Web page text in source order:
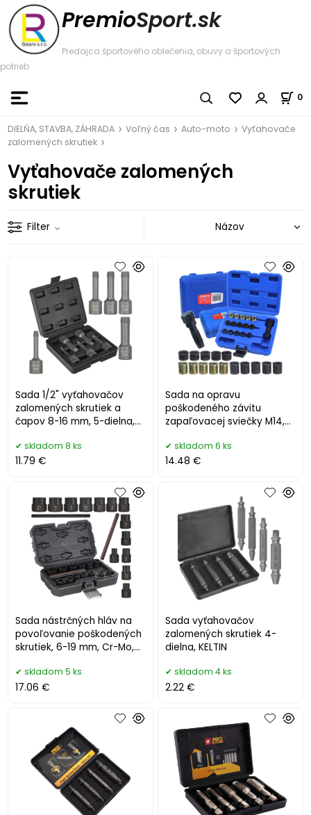
PremioSport.sk
Predajca športového oblečenia, obuvy a športových
potrieb
0
DIELŇA, STAVBA, ZÁHRADA Voľný čas Auto-moto
Vyťahovače
zalomených skrutiek
Vyťahovače zalomených
skrutiek
Filter
Sada 1/2" vyťahovačov
zalomených skrutiek a
čapov 8-16 mm, 5-dielna,
skladom 8 ks
11.79 €
Sada na opravu
poškodeného závitu
zapaľovacej sviečky M14,
skladom 6 ks
14.48 €
Sada nástrčných hláv na
povoľovanie poškodených
skrutiek, 6-19 mm, Cr-Mo,
skladom 5 ks
17.06 €
Sada vyťahovačov
zalomených skrutiek 4-
dielna, KELTIN
skladom 4 ks
2.22 €